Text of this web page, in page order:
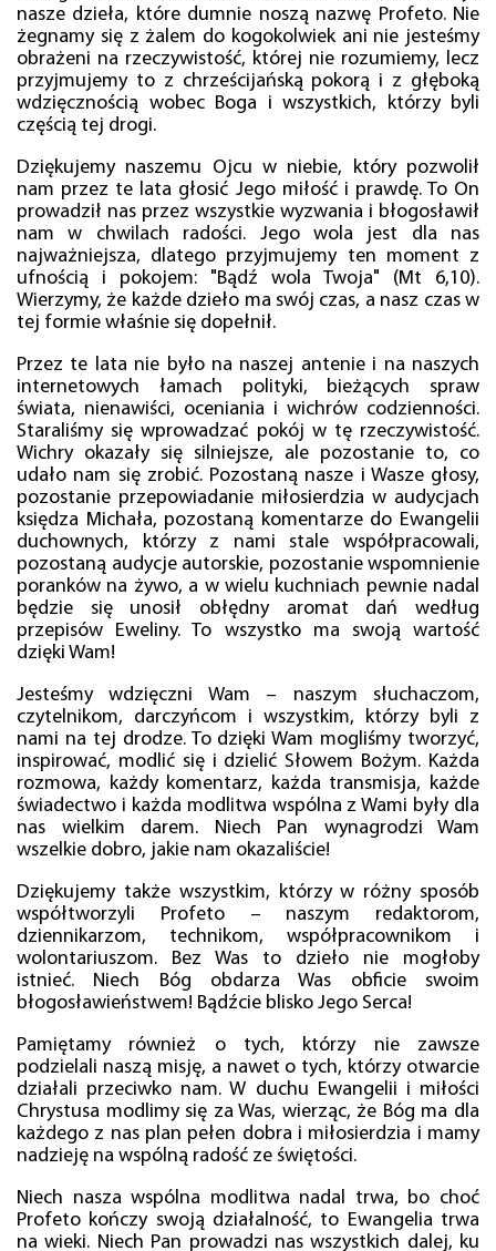
nasze dzieła, które dumnie noszą nazwę Profeto. Nie
żegnamy się z żalem do kogokolwiek ani nie jesteśmy
obrażeni na rzeczywistość, której nie rozumiemy, lecz
przyjmujemy to z chrześcijańską pokorą i z głęboką
wdzięcznością wobec Boga i wszystkich, którzy byli
częścią tej drogi.
Dziękujemy naszemu Ojcu w niebie, który pozwolił
nam przez te lata głosić Jego miłość i prawdę. To On
prowadził nas przez wszystkie wyzwania i błogosławił
nam w chwilach radości. Jego wola jest dla nas
najważniejsza, dlatego przyjmujemy ten moment z
ufnością i pokojem: "Bądź wola Twoja" (Mt 6,10).
Wierzymy, że każde dzieło ma swój czas, a nasz czas w
tej formie właśnie się dopełnił.
Przez te lata nie było na naszej antenie i na naszych
internetowych łamach polityki, bieżących spraw
świata, nienawiści, oceniania i wichrów codzienności.
Staraliśmy się wprowadzać pokój w tę rzeczywistość.
Wichry okazały się silniejsze, ale pozostanie to, co
udało nam się zrobić. Pozostaną nasze i Wasze głosy,
pozostanie przepowiadanie miłosierdzia w audycjach
księdza Michała, pozostaną komentarze do Ewangelii
duchownych, którzy z nami stale współpracowali,
pozostaną audycje autorskie, pozostanie wspomnienie
poranków na żywo, a w wielu kuchniach pewnie nadal
będzie się unosił obłędny aromat dań według
przepisów Eweliny. To wszystko ma swoją wartość
dzięki Wam!
Jesteśmy wdzięczni Wam – naszym słuchaczom,
czytelnikom, darczyńcom i wszystkim, którzy byli z
nami na tej drodze. To dzięki Wam mogliśmy tworzyć,
inspirować, modlić się i dzielić Słowem Bożym. Każda
rozmowa, każdy komentarz, każda transmisja, każde
świadectwo i każda modlitwa wspólna z Wami były dla
nas wielkim darem. Niech Pan wynagrodzi Wam
wszelkie dobro, jakie nam okazaliście!
Dziękujemy także wszystkim, którzy w różny sposób
współtworzyli Profeto – naszym redaktorom,
dziennikarzom, technikom, współpracownikom i
wolontariuszom. Bez Was to dzieło nie mogłoby
istnieć. Niech Bóg obdarza Was obficie swoim
błogosławieństwem! Bądźcie blisko Jego Serca!
Pamiętamy również o tych, którzy nie zawsze
podzielali naszą misję, a nawet o tych, którzy otwarcie
działali przeciwko nam. W duchu Ewangelii i miłości
Chrystusa modlimy się za Was, wierząc, że Bóg ma dla
każdego z nas plan pełen dobra i miłosierdzia i mamy
nadzieję na wspólną radość ze świętości.
Niech nasza wspólna modlitwa nadal trwa, bo choć
Profeto kończy swoją działalność, to Ewangelia trwa
na wieki. Niech Pan prowadzi nas wszystkich dalej, ku